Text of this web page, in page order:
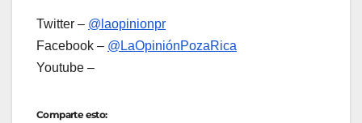
Twitter – @laopinionpr
Facebook – @LaOpiniónPozaRica
Youtube –
Comparte esto: